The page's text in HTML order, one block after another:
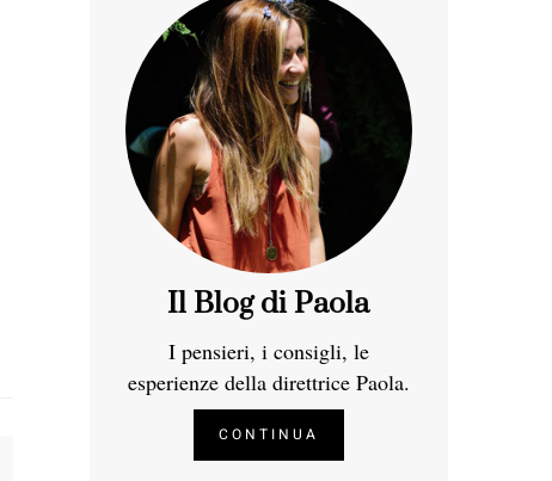
Il Blog di Paola
I pensieri, i consigli, le
esperienze della direttrice Paola.
CONTINUA